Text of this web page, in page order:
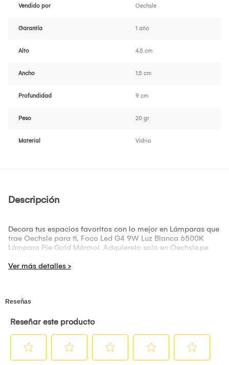
Vendido por Oechsle
Garantía 1 año
Alto 4.5 cm
Ancho 1.5 cm
Profundidad 9 cm
Peso 20 gr
Material Vidrio
Descripción
Decora tus espacios favoritos con lo mejor en Lámparas que
trae Oechsle para ti, Foco Led G4 9W Luz Blanca 6500K
Lámpara Pie Gold Mármol. Adquiérelo solo en Oechsle.pe